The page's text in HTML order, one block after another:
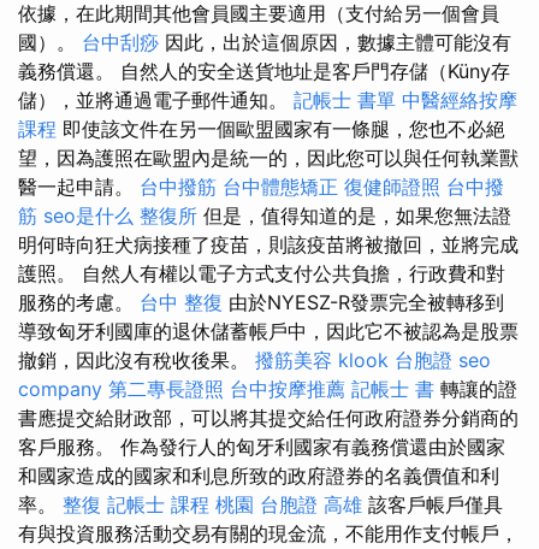
依據，在此期間其他會員國主要適用（支付給另一個會員
國）。 台中刮痧 因此，出於這個原因，數據主體可能沒有
義務償還。 自然人的安全送貨地址是客戶門存儲（Küny存
儲），並將通過電子郵件通知。 記帳士 書單 中醫經絡按摩
課程 即使該文件在另一個歐盟國家有一條腿，您也不必絕
望，因為護照在歐盟內是統一的，因此您可以與任何執業獸
醫一起申請。 台中撥筋 台中體態矯正 復健師證照 台中撥
筋 seo是什么 整復所 但是，值得知道的是，如果您無法證
明何時向狂犬病接種了疫苗，則該疫苗將被撤回，並將完成
護照。 自然人有權以電子方式支付公共負擔，行政費和對
服務的考慮。 台中 整復 由於NYESZ-R發票完全被轉移到
導致匈牙利國庫的退休儲蓄帳戶中，因此它不被認為是股票
撤銷，因此沒有稅收後果。 撥筋美容 klook 台胞證 seo
company 第二專長證照 台中按摩推薦 記帳士 書 轉讓的證
書應提交給財政部，可以將其提交給任何政府證券分銷商的
客戶服務。 作為發行人的匈牙利國家有義務償還由於國家
和國家造成的國家和利息所致的政府證券的名義價值和利
率。 整復 記帳士 課程 桃園 台胞證 高雄 該客戶帳戶僅具
有與投資服務活動交易有關的現金流，不能用作支付帳戶，